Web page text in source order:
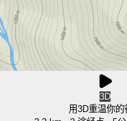
3D
用3D重温你的